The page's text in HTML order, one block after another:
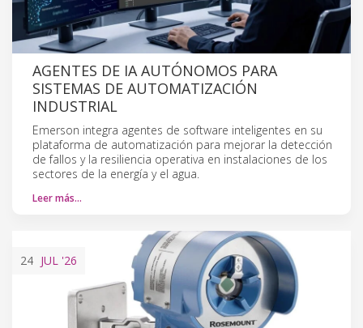
AGENTES DE IA AUTÓNOMOS PARA
SISTEMAS DE AUTOMATIZACIÓN
INDUSTRIAL
Emerson integra agentes de software inteligentes en su
plataforma de automatización para mejorar la detección
de fallos y la resiliencia operativa en instalaciones de los
sectores de la energía y el agua.
Leer más…
24 JUL '26